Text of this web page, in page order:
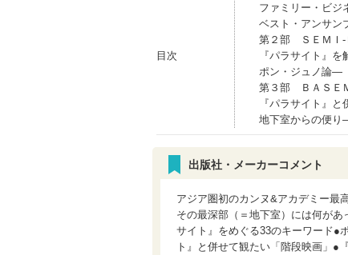
目次
ファミリー・ビジ
ベスト・アンサン
第２部 ＳＥＭＩ‐
『パラサイト』
ポン・ジュノ論―
第３部 ＢＡＳＥ
『パラサイト』と
地下室からの便り
出版社・メーカーコメント
アジア圏初のカンヌ&アカデミー最
その最深部（＝地下室）には何が
サイト』をめぐる33のキーワード●
ト』と併せて観たい「階段映画」●